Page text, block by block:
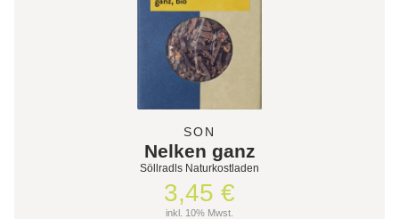
SON
Nelken ganz
Söllradls Naturkostladen
3,45 €
inkl. 10% Mwst.